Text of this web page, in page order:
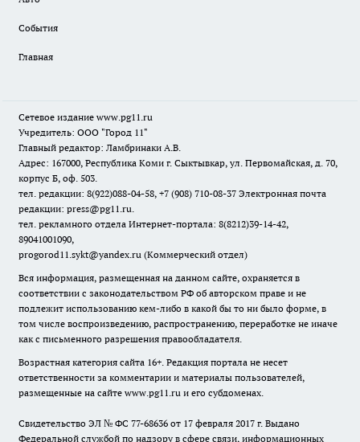
События
Главная
Сетевое издание www.pg11.ru
Учредитель: ООО "Город 11"
Главный редактор: Ламбринаки А.В.
Адрес: 167000, Республика Коми г. Сыктывкар, ул. Первомайская, д. 70,
корпус Б, оф. 503.
тел. редакции: 8(922)088-04-58, +7 (908) 710-08-37 Электронная почта
редакции: press@pg11.ru.
тел. рекламного отдела Интернет-портала: 8(8212)39-14-42,
89041001090,
progorod11.sykt@yandex.ru (Коммерческий отдел)
Вся информация, размещенная на данном сайте, охраняется в
соответствии с законодательством РФ об авторском праве и не
подлежит использованию кем-либо в какой бы то ни было форме, в
том числе воспроизведению, распространению, переработке не иначе
как с письменного разрешения правообладателя.
Возрастная категория сайта 16+. Редакция портала не несет
ответственности за комментарии и материалы пользователей,
размещенные на сайте www.pg11.ru и его субдоменах.
Свидетельство ЭЛ № ФС 77-68636 от 17 февраля 2017 г. Выдано
Федеральной службой по надзору в сфере связи, информационных